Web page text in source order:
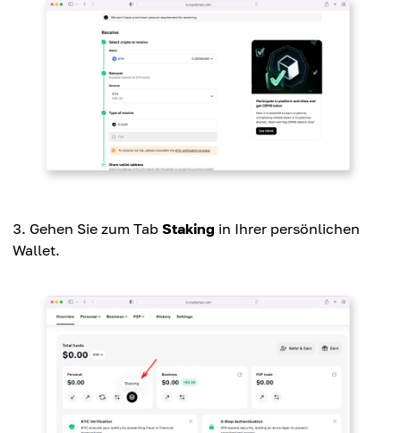
Gehen Sie zum Tab Staking in Ihrer persönlichen
Wallet.